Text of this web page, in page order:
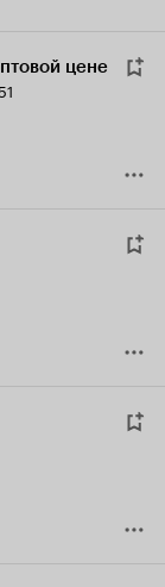
цене